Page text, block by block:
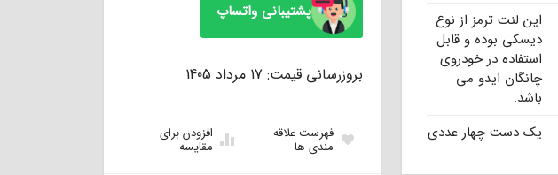
این لنت ترمز از نوع
دیسکی بوده و قابل
استفاده در خودروی
چانگان ایدو می
باشد.
یک دست چهار عددی
پشتیبانی واتساپ
بروزرسانی قیمت: 17 مرداد 1405
فهرست علاقه
مندی ها
افزودن برای
مقایسه